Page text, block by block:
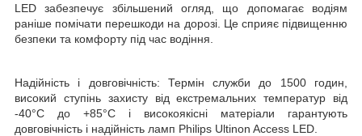
LED забезпечує збільшений огляд, що допомагає водіям
раніше помічати перешкоди на дорозі. Це сприяє підвищенню
безпеки та комфорту під час водіння.
Надійність і довговічність: Термін служби до 1500 годин,
високий ступінь захисту від екстремальних температур від
-40°C до +85°C і високоякісні матеріали гарантують
довговічність і надійність ламп Philips Ultinon Access LED.